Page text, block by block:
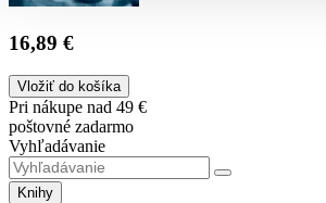
16,89 €
Vložiť do košíka
Pri nákupe nad 49 €
poštovné zadarmo
Vyhľadávanie
Knihy